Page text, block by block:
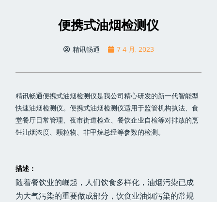
便携式油烟检测仪
精讯畅通 7 4 月, 2023
精讯畅通便携式油烟检测仪是我公司精心研发的新一代智能型
快速油烟检测仪。便携式油烟检测仪适用于监管机构执法、食
堂餐厅日常管理、夜市街道检查、餐饮企业自检等对排放的烹
饪油烟浓度、颗粒物、非甲烷总经等参数的检测。
描述：
随着餐饮业的崛起，人们饮食多样化，油烟污染已成
为大气污染的重要做成部分，饮食业油烟污染的常规